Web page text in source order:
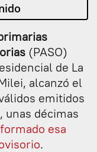
(PASO)
de La
alcanzó el
emitidos
unas décimas
esa
.